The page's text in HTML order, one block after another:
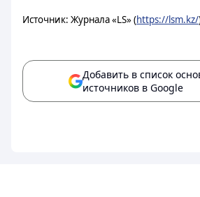
Источник: Журнала «LS» (https://lsm.kz/
Добавить в список
источников в Google